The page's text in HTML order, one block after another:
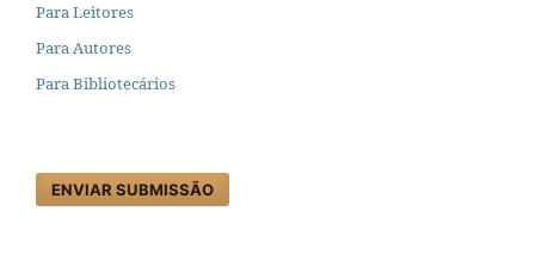
Para Leitores
Para Autores
Para Bibliotecários
ENVIAR SUBMISSÃO